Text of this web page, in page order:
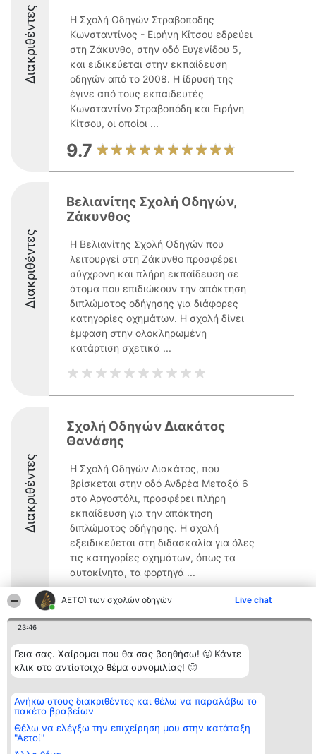
ΑΕΤΟΊ των σχολών οδηγών Live chat
23:46
Γεια σας. Χαίρομαι που θα σας βοηθήσω! 🙂 Κάντε
κλικ στο αντίστοιχο θέμα συνομιλίας! 🙂
Ανήκω στους διακριθέντες και θέλω να παραλάβω το
πακέτο βραβείων
Θέλω να ελέγξω την επιχείρηση μου στην κατάταξη
"Αετοί"
Διακριθέντες
Η Σχολή Οδηγών Στραβοποδης
Κωνσταντίνος - Ειρήνη Κίτσου εδρεύει
στη Ζάκυνθο, στην οδό Ευγενίδου 5,
και ειδικεύεται στην εκπαίδευση
οδηγών από το 2008. Η ίδρυσή της
έγινε από τους εκπαιδευτές
Κωνσταντίνο Στραβοπόδη και Ειρήνη
Κίτσου, οι οποίοι ...
9.7
Διακριθέντες
Βελιανίτης Σχολή Οδηγών,
Ζάκυνθος
Η Βελιανίτης Σχολή Οδηγών που
λειτουργεί στη Ζάκυνθο προσφέρει
σύγχρονη και πλήρη εκπαίδευση σε
άτομα που επιδιώκουν την απόκτηση
διπλώματος οδήγησης για διάφορες
κατηγορίες οχημάτων. Η σχολή δίνει
έμφαση στην ολοκληρωμένη
κατάρτιση σχετικά ...
Διακριθέντες
Σχολή Οδηγών Διακάτος
Θανάσης
Η Σχολή Οδηγών Διακάτος, που
βρίσκεται στην οδό Ανδρέα Μεταξά 6
στο Αργοστόλι, προσφέρει πλήρη
εκπαίδευση για την απόκτηση
διπλώματος οδήγησης. Η σχολή
εξειδικεύεται στη διδασκαλία για όλες
τις κατηγορίες οχημάτων, όπως τα
αυτοκίνητα, τα φορτηγά ...
10
Διοργανωτής της
κατάταξης
BEAUTIFUL COMPANY
Μονοπρόσωπη ΙΚΕ
2104128019
email:
Κατάταξη
Διακριθέντες
Λίστα όλων
των
Μεθοδολογία
προϋποθέσεις
ΠΟΛΙΤΙΚΗ
Επικοινωνία
Επικοινωνία